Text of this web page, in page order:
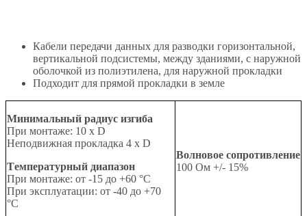
Кабели передачи данных для разводки горизонтальной,
вертикальной подсистемы, между зданиями, с наружной
оболочкой из полиэтилена, для наружной прокладки
Подходит для прямой прокладки в земле
Минимальный радиус изгиба
При монтаже: 10 x D
Неподвижная прокладка 4 x D
Tемпературный диапазон
При монтаже: от -15 до +60 °C
При эксплуатации: от -40 до +70
°C
Волновое сопротивление
100 Ом +/- 15%